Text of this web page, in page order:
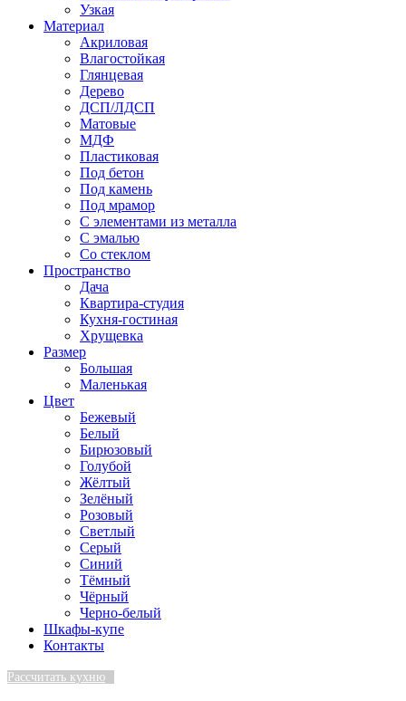
Узкая
Материал
Акриловая
Влагостойкая
Глянцевая
Дерево
ДСП/ЛДСП
Матовые
МДФ
Пластиковая
Под бетон
Под камень
Под мрамор
С элементами из металла
С эмалью
Со стеклом
Пространство
Дача
Квартира-студия
Кухня-гостиная
Хрущевка
Размер
Большая
Маленькая
Цвет
Бежевый
Белый
Бирюзовый
Голубой
Жёлтый
Зелёный
Розовый
Светлый
Серый
Синий
Тёмный
Чёрный
Черно-белый
Шкафы-купе
Контакты
Рассчитать кухню